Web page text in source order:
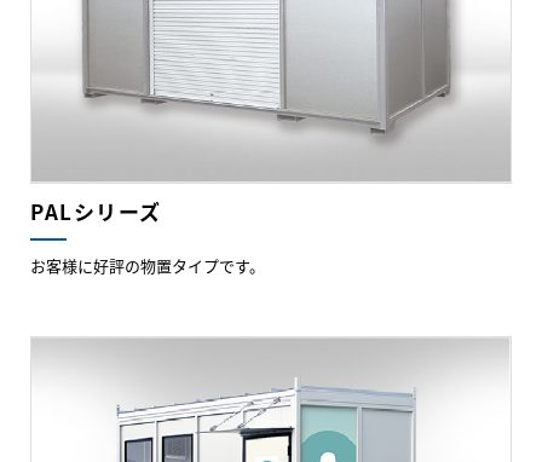
PALシリーズ
お客様に好評の物置タイプです。